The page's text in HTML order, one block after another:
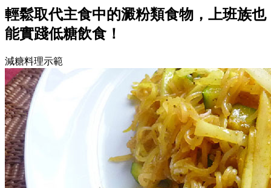
輕鬆取代主食中的澱粉類食物，上班族也
能實踐低糖飲食！
減糖料理示範